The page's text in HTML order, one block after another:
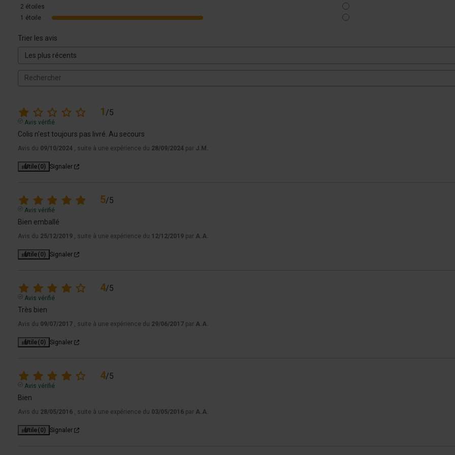
2 étoiles
1 étoile
Trier les avis
1 /5
Avis vérifié
Colis n'est toujours pas livré. Au secours
Avis du 09/10/2024 , suite à une expérience du 28/09/2024 par J.M.
Utile(0) Signaler
5/5
Avis vérifié
Bien emballé
Avis du 25/12/2019 , suite à une expérience du 12/12/2019 par A.A.
Utile(0) Signaler
4/5
Avis vérifié
Très bien
Avis du 09/07/2017 , suite à une expérience du 29/06/2017 par A.A.
Utile(0) Signaler
4/5
Avis vérifié
Bien
Avis du 28/05/2016 , suite à une expérience du 03/05/2016 par A.A.
Utile(0) Signaler